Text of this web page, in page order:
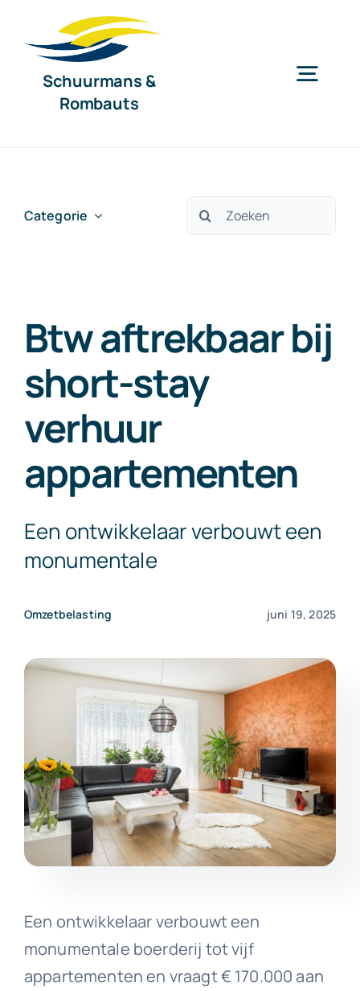
naar
Schuurmans &
Rombauts
Nieuws
Exact Online
Neem contact op!
Categorie
Zoeken
Btw aftrekbaar bij
short-stay
verhuur
appartementen
Een ontwikkelaar verbouwt een
monumentale
Omzetbelasting juni 19, 2025
Een ontwikkelaar verbouwt een
monumentale boerderij tot vijf
appartementen en vraagt € 170.000 aan